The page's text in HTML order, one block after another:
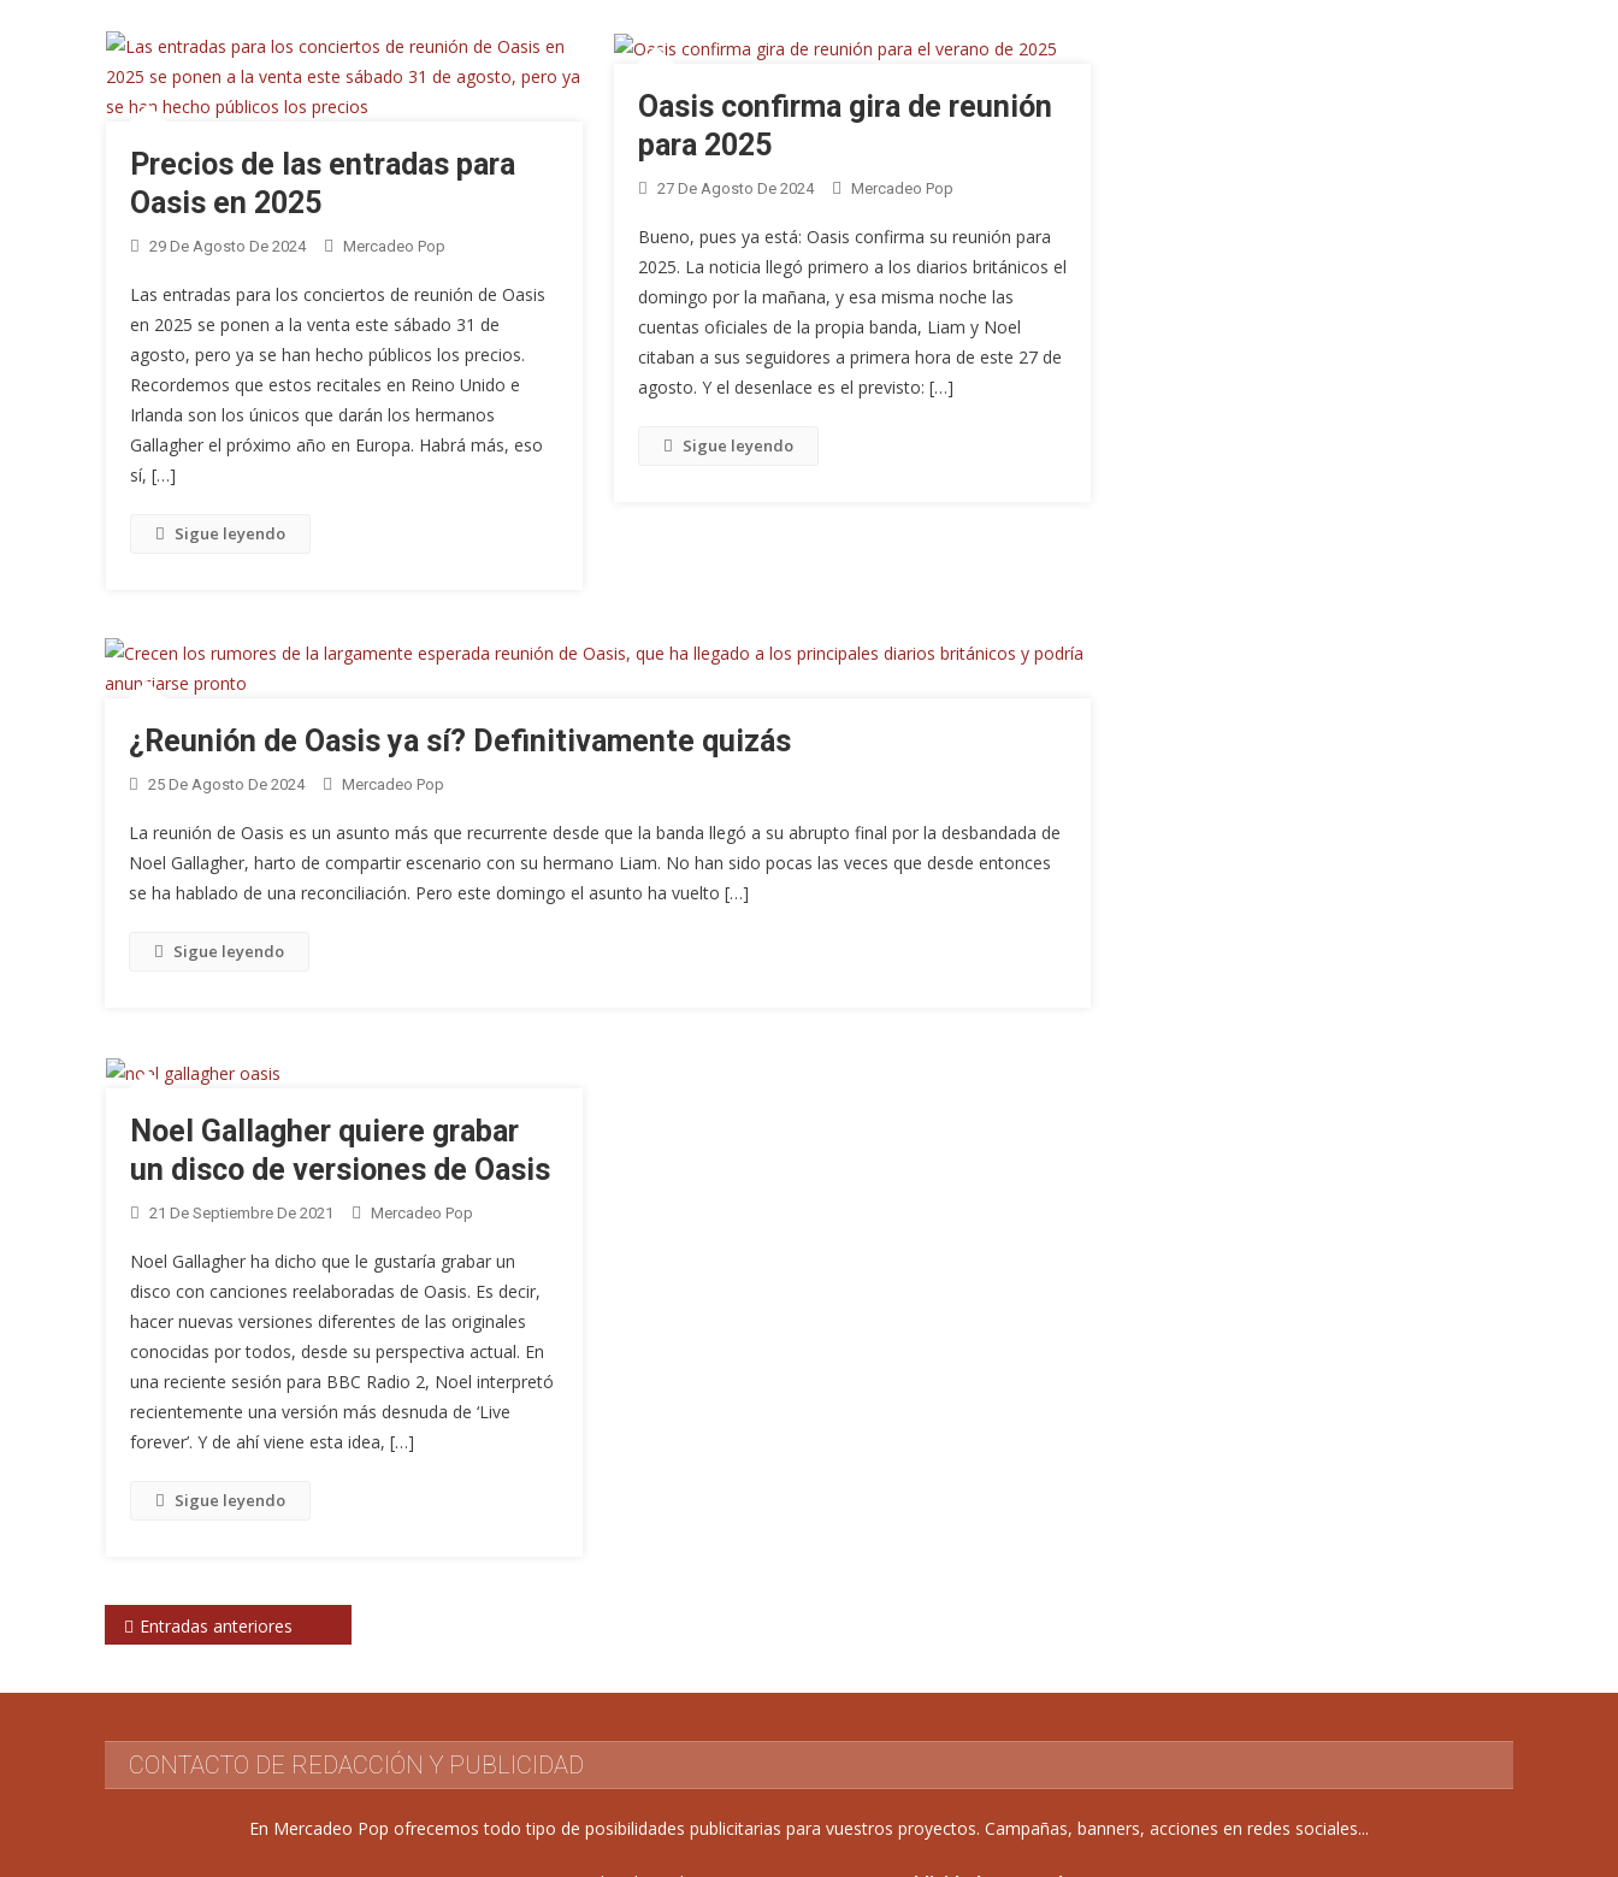
Precios de las entradas para
Oasis en 2025
29 De Agosto De 2024 Mercadeo Pop
Las entradas para los conciertos de reunión de Oasis
en 2025 se ponen a la venta este sábado 31 de
agosto, pero ya se han hecho públicos los precios.
Recordemos que estos recitales en Reino Unido e
Irlanda son los únicos que darán los hermanos
Gallagher el próximo año en Europa. Habrá más, eso
sí, […]
Sigue leyendo
Oasis confirma gira de reunión
para 2025
27 De Agosto De 2024 Mercadeo Pop
Bueno, pues ya está: Oasis confirma su reunión para
2025. La noticia llegó primero a los diarios británicos el
domingo por la mañana, y esa misma noche las
cuentas oficiales de la propia banda, Liam y Noel
citaban a sus seguidores a primera hora de este 27 de
agosto. Y el desenlace es el previsto: […]
Sigue leyendo
¿Reunión de Oasis ya sí? Definitivamente quizás
25 De Agosto De 2024 Mercadeo Pop
La reunión de Oasis es un asunto más que recurrente desde que la banda llegó a su abrupto final por la desbandada de
Noel Gallagher, harto de compartir escenario con su hermano Liam. No han sido pocas las veces que desde entonces
se ha hablado de una reconciliación. Pero este domingo el asunto ha vuelto […]
Sigue leyendo
Noel Gallagher quiere grabar
un disco de versiones de Oasis
21 De Septiembre De 2021 Mercadeo Pop
Noel Gallagher ha dicho que le gustaría grabar un
disco con canciones reelaboradas de Oasis. Es decir,
hacer nuevas versiones diferentes de las originales
conocidas por todos, desde su perspectiva actual. En
una reciente sesión para BBC Radio 2, Noel interpretó
recientemente una versión más desnuda de ‘Live
forever’. Y de ahí viene esta idea, […]
Sigue leyendo
Navegación
entradas
Entradas anteriores
CONTACTO DE REDACCIÓN Y PUBLICIDAD
En Mercadeo Pop ofrecemos todo tipo de posibilidades publicitarias para vuestros proyectos. Campañas, banners, acciones en redes sociales...